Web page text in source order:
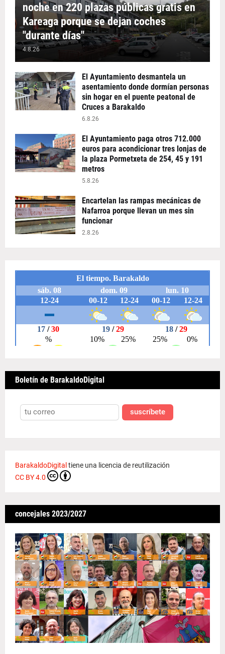
noche en 220 plazas públicas gratis en
Kareaga porque se dejan coches
"durante días"
4.8.26
El Ayuntamiento desmantela un
asentamiento donde dormían personas
sin hogar en el puente peatonal de
Cruces a Barakaldo
6.8.26
El Ayuntamiento paga otros 712.000
euros para acondicionar tres lonjas de
la plaza Pormetxeta de 254, 45 y 191
metros
5.8.26
Encartelan las rampas mecánicas de
Nafarroa porque llevan un mes sin
funcionar
2.8.26
Boletín de BarakaldoDigital
suscríbete
BarakaldoDigital tiene una licencia de reutilización
CC BY 4.0
concejales 2023/2027